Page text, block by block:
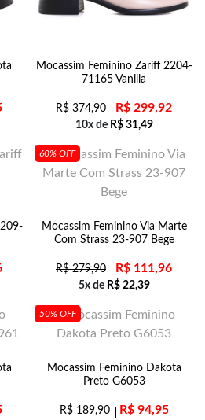
Mocassim Feminino Zariff 2204-
71165 Vanilla
R$374,90 R$ 299,92
10x de R$31,49
60% OFF
Mocassim Feminino Via Marte
Com Strass 23-907 Bege
R$279,90 R$ 111,96
5x de R$22,39
50% OFF
Mocassim Feminino Dakota
Preto G6053
R$189,90 R$94,95